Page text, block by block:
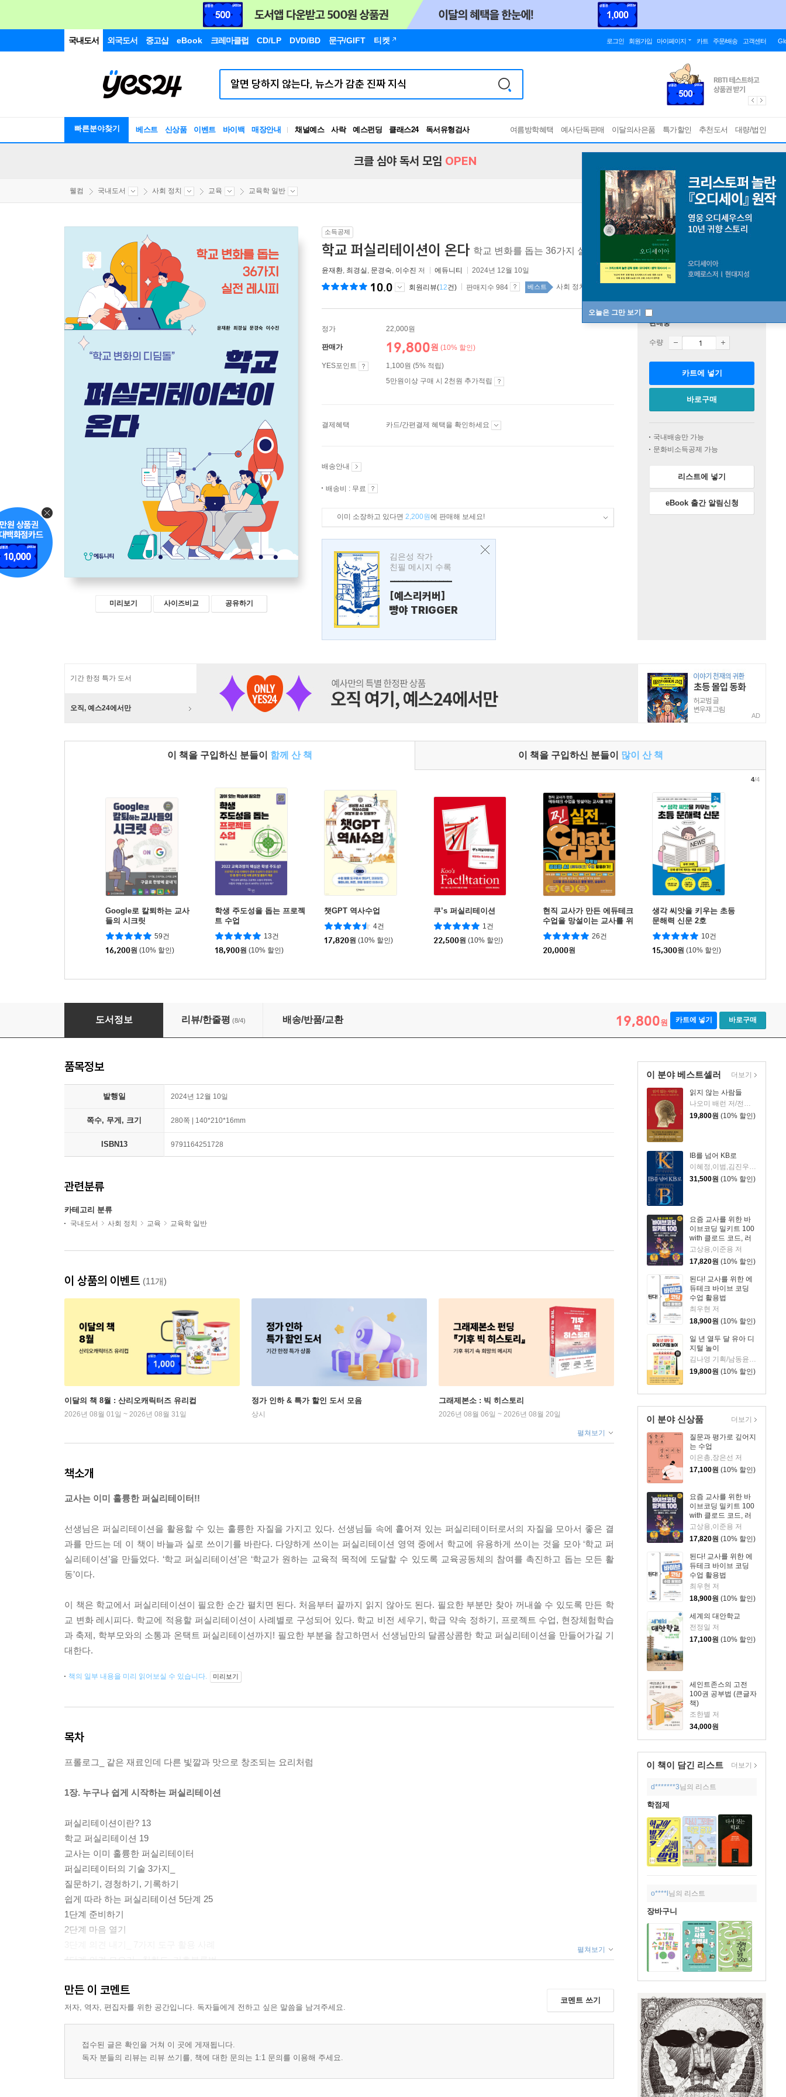
국내도서 외국도서 중고샵 eBook 크레마클럽 CD/LP DVD/BD 문구/GIFT 티켓 로그인 회원가입 마이페이지 카트 주문/배송 고객센터
빠른분야찾기 베스트 신상품 이벤트 바이백 매장안내 채널예스 사락 예스펀딩 클래스24
독서유형검사
RBTI Lab
여름방학혜택 예사단독판매 이달의사은품 특가할인 추천도서 대량/법인
오늘은 그만 보기
크클 심야 독서 모임 OPEN
웰컴 국내도서 사회 정치 교육 교육학 일반
미리보기 사이즈비교 공유하기
소득공제
학교 퍼실리테이션이 온다 학교 변화를 돕는 36가지 실전 레시피
윤재환, 최경실 , 문경숙, 이수진 저 에듀니티 2024년 12월 10일
10.0 회원리뷰(12건) 판매지수 984 베스트 사회 정치 top100 1주
정가 22,000원
판매가 19,800원 (10% 할인)
YES포인트
1,100원 (5% 적립)
5만원이상 구매 시 2천원 추가적립
결제혜택 카드/간편결제 혜택을 확인하세요
배송안내
배송비 : 무료
이미 소장하고 있다면 2,200원에 판매해 보세요!
김은성 작가
친필 메시지 수록
---------------
[예스리커버]
빵야 TRIGGER
판매중
수량
카트에 넣기
바로구매
국내배송만 가능
문화비소득공제 가능
리스트에 넣기
eBook 출간 알림신청
기간 한정 특가 도서
오직, 예스24에서만
AD
이 책을 구입하신 분들이 함께 산 책 이 책을 구입하신 분들이 많이 산 책
Google로 칼퇴하는 교사
들의 시크릿
59건
16,200원 (10% 할인)
학생 주도성을 돕는 프로젝
트 수업
13건
18,900원 (10% 할인)
챗GPT 역사수업
4건
17,820원 (10% 할인)
쿠’s 퍼실리테이션
1건
22,500원 (10% 할인)
현직 교사가 만든 에듀테크
수업을 망설이는 교사를 위
한 찐 실전 챗GPT 생성형
AI(에듀테크) 과목별 수업
활용하기!
26건
20,000원
생각 씨앗을 키우는 초등
문해력 신문 2호
10건
15,300원 (10% 할인)
4/4
학교 퍼실리테이션이 온다
도서정보 리뷰/한줄평 (8/4) 배송/반품/교환 19,800원 카트에 넣기 바로구매
이 분야 베스트셀러
읽지 않는 사람들
나오미 배런 저/전병근 역
19,800원 (10% 할인)
IB를 넘어 KB로
이혜정,이범,김진우,박하식,송재범,하화주,홍영일 저
31,500원 (10% 할인)
요즘 교사를 위한 바
이브코딩 밀키트 100
with 클로드 코드, 러
버블
고상용,이준용 저
17,820원 (10% 할인)
된다! 교사를 위한 에
듀테크 바이브 코딩
수업 활용법
최우현 저
18,900원 (10% 할인)
일 년 열두 달 유아 디
지털 놀이
19,800원 (10% 할인)
더보기
이 분야 신상품
질문과 평가로 깊어지
는 수업
이은총,장은선 저
17,100원 (10% 할인)
요즘 교사를 위한 바
이브코딩 밀키트 100
with 클로드 코드, 러
버블
고상용,이준용 저
17,820원 (10% 할인)
된다! 교사를 위한 에
듀테크 바이브 코딩
수업 활용법
최우현 저
18,900원 (10% 할인)
세계의 대안학교
전정일 저
17,100원 (10% 할인)
세인트존스의 고전
100권 공부법 (큰글자
책)
조한별 저
34,000원
더보기
이 책이 담긴 리스트 더보기
d*******3님의 리스트
학점제
o****l님의 리스트
장바구니
품목정보
발행일 2024년 12월 10일
쪽수, 무게, 크기 280쪽 | 140*210*16mm
ISBN13 9791164251728
관련분류
카테고리 분류
국내도서 사회 정치 교육 교육학 일반
이 상품의 이벤트 (11개)
이달의 책 8월 : 산리오캐릭터즈 유리컵
2026년 08월 01일 ~ 2026년 08월 31일
정가 인하 & 특가 할인 도서 모음
상시
그래제본소 : 빅 히스토리
2026년 08월 06일 ~ 2026년 08월 20일
펼쳐보기
책소개
교사는 이미 훌륭한 퍼실리테이터!!
선생님은 퍼실리테이션을 활용할 수 있는 훌륭한 자질을 가지고 있다. 선생님들 속에 흩어져 있는 퍼실리테이터로서의 자질을 모아서 좋은 결
과를 만드는 데 이 책이 바늘과 실로 쓰이기를 바란다. 다양하게 쓰이는 퍼실리테이션 영역 중에서 학교에 유용하게 쓰이는 것을 모아 ‘학교 퍼
실리테이션’을 만들었다. ‘학교 퍼실리테이션’은 ‘학교가 원하는 교육적 목적에 도달할 수 있도록 교육공동체의 참여를 촉진하고 돕는 모든 활
동’이다.
이 책은 학교에서 퍼실리테이션이 필요한 순간 펼치면 된다. 처음부터 끝까지 읽지 않아도 된다. 필요한 부분만 찾아 꺼내쓸 수 있도록 만든 학
교 변화 레시피다. 학교에 적용할 퍼실리테이션이 사례별로 구성되어 있다. 학교 비전 세우기, 학급 약속 정하기, 프로젝트 수업, 현장체험학습
과 축제, 학부모와의 소통과 온택트 퍼실리테이션까지! 필요한 부분을 참고하면서 선생님만의 달콤상콤한 학교 퍼실리테이션을 만들어가길 기
대한다.
책의 일부 내용을 미리 읽어보실 수 있습니다. 미리보기
목차
프롤로그_ 같은 재료인데 다른 빛깔과 맛으로 창조되는 요리처럼
1장. 누구나 쉽게 시작하는 퍼실리테이션
퍼실리테이션이란? 13
학교 퍼실리테이션 19
교사는 이미 훌륭한 퍼실리테이터
퍼실리테이터의 기술 3가지_
질문하기, 경청하기, 기록하기
쉽게 따라 하는 퍼실리테이션 5단계 25
1단계 준비하기
2단계 마음 열기
4단계 의견 모으기_ 친화도, 기호분류법
2장. 마음 열기 레시피
이미지카드 67
휴먼 빙고 71
펼쳐보기
만든 이 코멘트
저자, 역자, 편집자를 위한 공간입니다. 독자들에게 전하고 싶은 말씀을 남겨주세요.
코멘트 쓰기
접수된 글은 확인을 거쳐 이 곳에 게재됩니다.
독자 분들의 리뷰는 리뷰 쓰기를, 책에 대한 문의는 1:1 문의를 이용해 주세요.